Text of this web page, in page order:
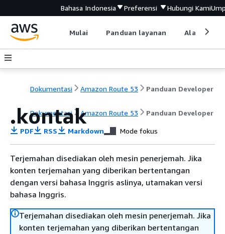
Bahasa Indonesia Preferensi Hubungi Kami
Mulai Panduan layanan Alat
Dokumentasi Amazon Route 53 Panduan Developer
Dokumentasi Amazon Route 53 Panduan Developer
.kontak
PDF RSS Markdown Mode fokus
Terjemahan disediakan oleh mesin penerjemah. Jika
konten terjemahan yang diberikan bertentangan
dengan versi bahasa Inggris aslinya, utamakan versi
bahasa Inggris.
Terjemahan disediakan oleh mesin penerjemah. Jika
konten terjemahan yang diberikan bertentangan